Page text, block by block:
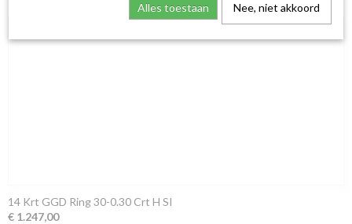
14 Krt GGD Ring 30-0.30 Crt H SI
€ 1.247,00
Alles toestaan Nee, niet akkoord